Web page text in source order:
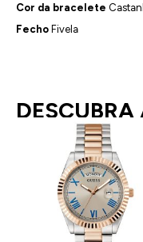
Cor da bracelete
Fecho Fivela